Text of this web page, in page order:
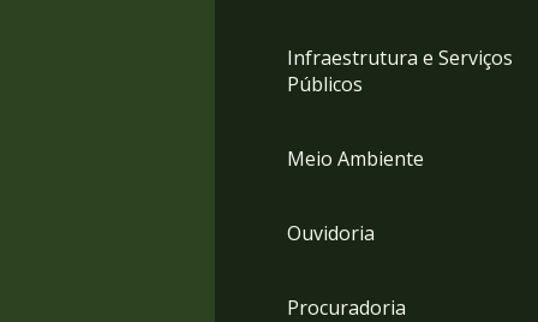
Infraestrutura e Serviços
Públicos
Meio Ambiente
Ouvidoria
Procuradoria